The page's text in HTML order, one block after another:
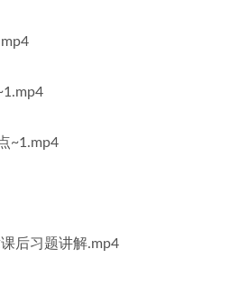
~1.mp4
后习题讲解.mp4